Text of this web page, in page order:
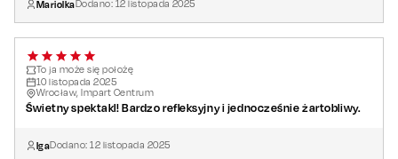
MariolkaDodano: 12 listopada 2025
To ja może się położę
10listopada 2025
Wrocław, Impart Centrum
Świetny spektakl! Bardzo refleksyjny i jednocześnie żartobliwy.
IgaDodano:12 listopada 2025